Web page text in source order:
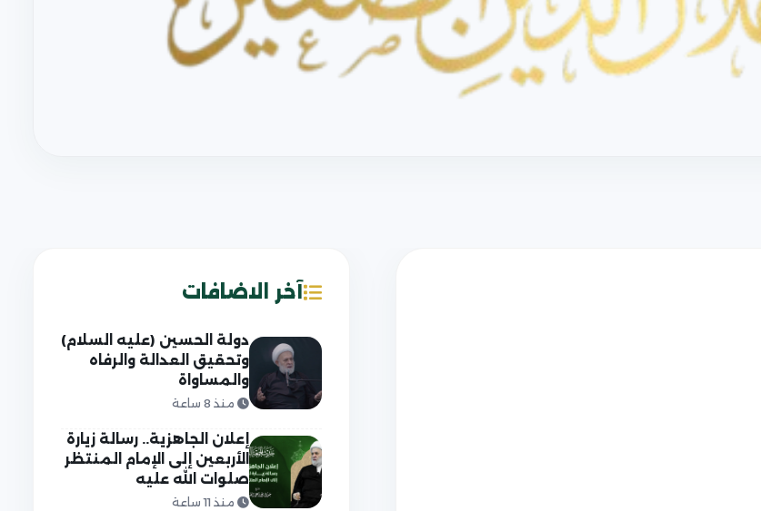
آخر الاضافات
دولة الحسين (عليه السلام)
وتحقيق العدالة والرفاه
والمساواة
منذ 8 ساعة
إعلان الجاهزية.. رسالة زيارة
الأربعين إلى الإمام المنتظر
صلوات الله عليه
منذ 11 ساعة